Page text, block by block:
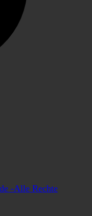
-Alle Rechte